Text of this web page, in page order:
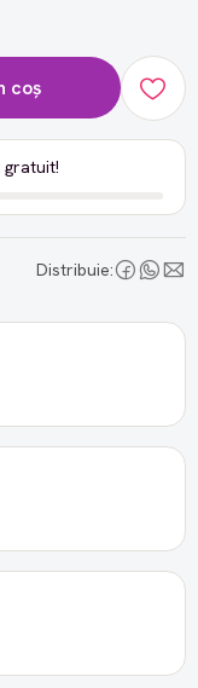
coș
Distribuie: